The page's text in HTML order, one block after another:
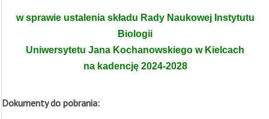
w sprawie ustalenia składu Rady Naukowej Instytutu
Biologii
Uniwersytetu Jana Kochanowskiego w Kielcach
na kadencję 2024-2028
Dokumenty do pobrania: